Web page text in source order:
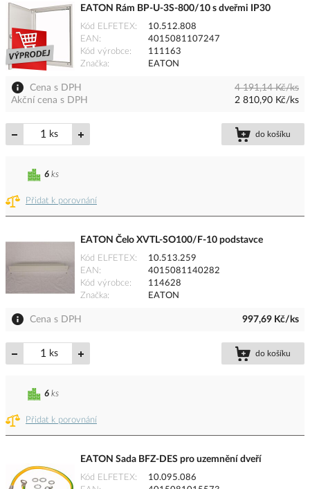
EATON Rám BP-U-3S-800/10 s dveřmi IP30
Kód ELFETEX
10.512.808
EAN
4015081107247
Kód výrobce
111163
Značka
EATON
Cena s DPH
4 191,14 Kč/ks
Akční cena s DPH
2 810,90 Kč/ks
ks do košíku
Přidat k porovnání
6 ks
EATON Čelo XVTL-SO100/F-10 podstavce
Kód ELFETEX
10.513.259
EAN
4015081140282
Kód výrobce
114628
Značka
EATON
Cena s DPH 997,69 Kč/ks
ks do košíku
Přidat k porovnání
6 ks
EATON Sada BFZ-DES pro uzemnění dveří
Kód ELFETEX
10.095.086